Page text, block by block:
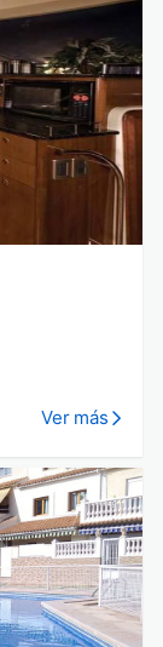
Ver más